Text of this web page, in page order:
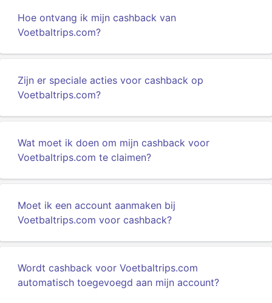
Hoe ontvang ik mijn cashback van
Voetbaltrips.com?
Zijn er speciale acties voor cashback op
Voetbaltrips.com?
Wat moet ik doen om mijn cashback voor
Voetbaltrips.com te claimen?
Moet ik een account aanmaken bij
Voetbaltrips.com voor cashback?
Wordt cashback voor Voetbaltrips.com
automatisch toegevoegd aan mijn account?